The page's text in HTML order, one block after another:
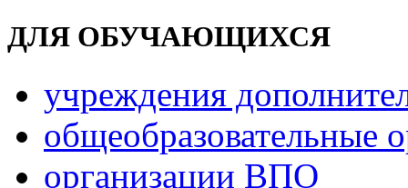
ДЛЯ ОБУЧАЮЩИХСЯ
учреждения
общеобразовательные
организации ВПО